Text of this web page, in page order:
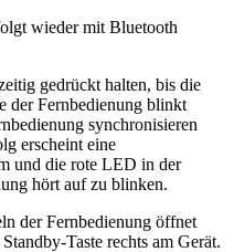
wieder mit Bluetooth
gedrückt halten, bis die
der Fernbedienung blinkt
synchronisieren
erscheint eine
und die rote LED in der
hört auf zu blinken.
der Fernbedienung öffnet
Taste rechts am Gerät.